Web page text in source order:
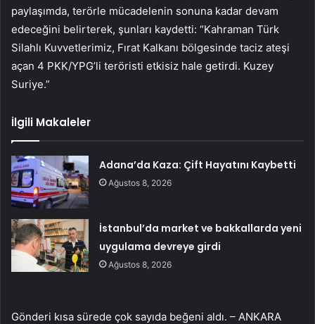
paylaşımda, terörle mücadelenin sonuna kadar devam
edeceğini belirterek, şunları kaydetti: “Kahraman Türk
Silahlı Kuvvetlerimiz, Fırat Kalkanı bölgesinde taciz ateşi
açan 4 PKK/YPG’li teröristi etkisiz hale getirdi. Kuzey
Suriye.”
İlgili Makaleler
Adana’da Kaza: Çift Hayatını Kaybetti
Ağustos 8, 2026
İstanbul’da market ve bakkallarda yeni
uygulama devreye girdi
Ağustos 8, 2026
Gönderi kısa sürede çok sayıda beğeni aldı. – ANKARA